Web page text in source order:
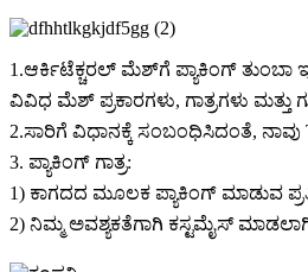
1.ಆರ್ಕಿಟೆಕ್ಚರಲ್ ಮೆಶ್‌ಗೆ ಪ್ಯಾಕಿಂಗ್ ತುಂಬಾ
ವಿವಿಧ ಮೆಶ್ ಪ್ರಕಾರಗಳು, ಗಾತ್ರಗಳು ಮತ್ತು
2.ಸಾರಿಗೆ ವಿಧಾನಕ್ಕೆ ಸಂಬಂಧಿಸಿದಂತೆ,
3. ಪ್ಯಾಕಿಂಗ್ ಗಾತ್ರ:
1) ಕಾಗದದ ಮೂಲಕ ಪ್ಯಾಕಿಂಗ್ ಮಾಡುವ
2) ನಿಮ್ಮ ಅವಶ್ಯಕತೆಗಾಗಿ ಕಸ್ಟಮೈಸ್